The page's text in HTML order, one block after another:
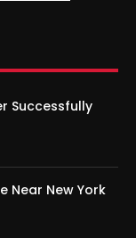
Successfully
Near New York